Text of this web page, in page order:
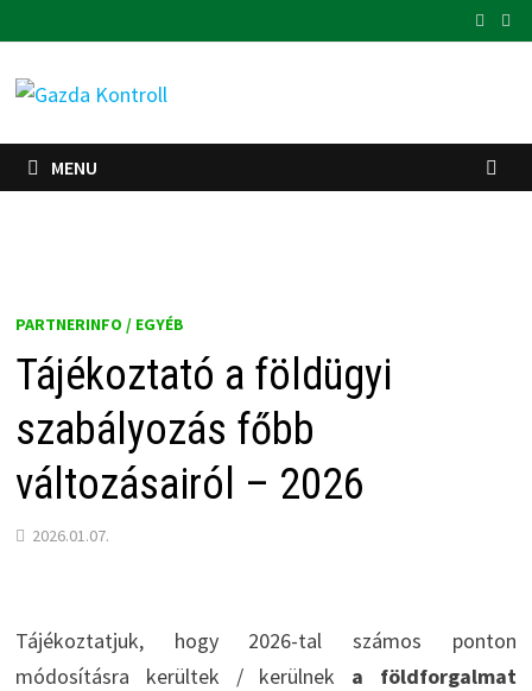
to
content
MENU
PARTNERINFO / EGYÉB
Tájékoztató a földügyi
szabályozás főbb
változásairól – 2026
2026.01.07.
Tájékoztatjuk, hogy 2026-tal számos ponton
módosításra kerültek / kerülnek a földforgalmat